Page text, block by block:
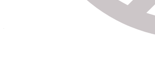
Todos Precisamos de AJuda